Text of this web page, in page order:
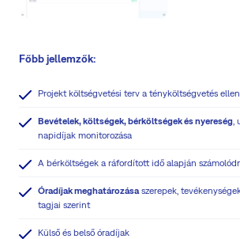
Főbb jellemzők:
Projekt költségvetési terv a tényköltségvetés
Bevételek, költségek, bérköltségek és nyereség,
napidíjak monitorozása
A bérköltségek a ráfordított idő alapján
Óradíjak meghatározásaszerepek,
tagjai szerint
Külső és belső óradíjak